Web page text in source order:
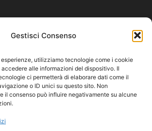
Gestisci Consenso
esperienze, utilizziamo tecnologie come i cookie
alle informazioni del dispositivo. Il
ci permetterà di elaborare dati come il
o ID unici su questo sito. Non
il consenso può influire negativamente su alcune